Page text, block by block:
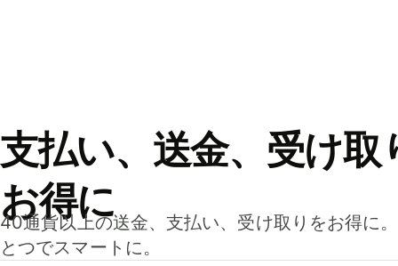
支払い、送金、受け取
お得に
40通貨以上の送金、支払い、受け取りをお得に
とつでスマートに。